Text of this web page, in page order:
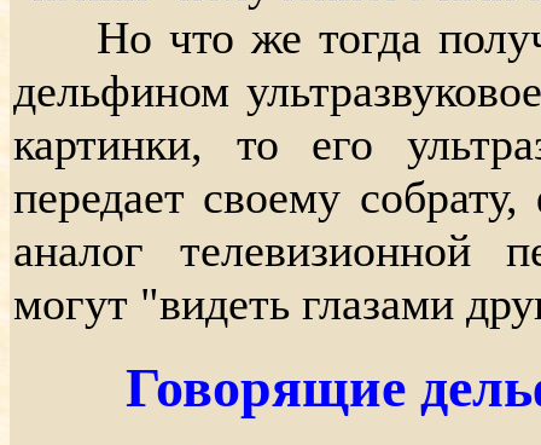
Но что же тогда
дельфином
картинки, то его
передает своему
аналог телевизионной
могут "видеть глазами
Говорящие